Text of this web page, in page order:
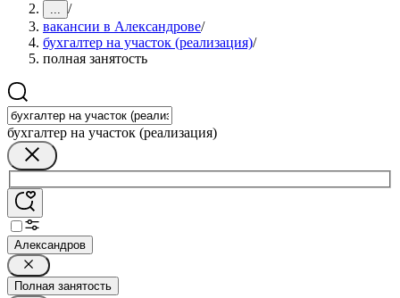
... /
вакансии в Александрове/
бухгалтер на участок (реализация)/
полная занятость
бухгалтер на участок (реализация)
Александров
Полная занятость